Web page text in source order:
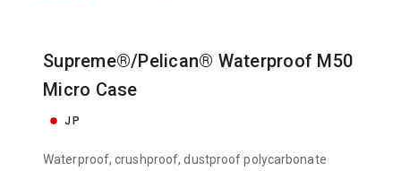
Supreme®/Pelican® Waterproof M50
Micro Case
JP
Waterproof, crushproof, dustproof polycarbonate